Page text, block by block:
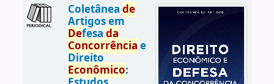
Coletânea de
Artigos em
Defesa da
Concorrência e
Direito
Econômico: